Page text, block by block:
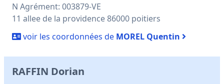
N Agrément: 003879-VE
11 allee de la providence 86000 poitiers
voir les coordonnées de MOREL Quentin
RAFFIN Dorian